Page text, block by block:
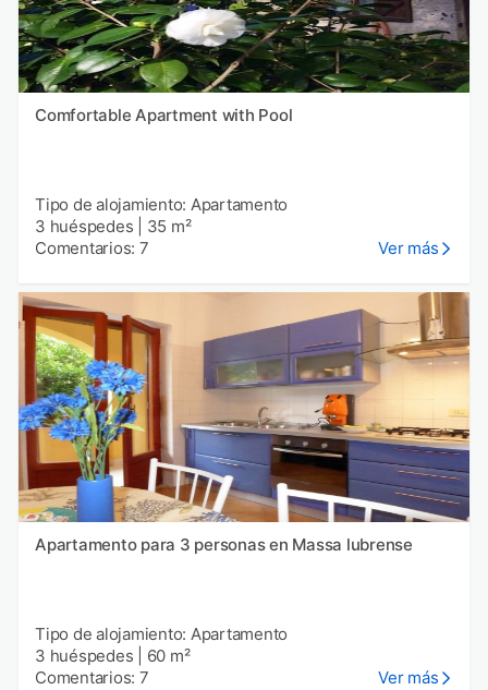
Comfortable Apartment with Pool
Tipo de alojamiento: Apartamento
3 huéspedes
35 m²
Comentarios: 7
Ver más
Apartamento para 3 personas en Massa lubrense
Tipo de alojamiento: Apartamento
3 huéspedes
60 m²
Comentarios: 7
Ver más